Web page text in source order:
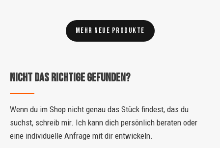
Mehr neue Produkte
Nicht das Richtige gefunden?
Wenn du im Shop nicht genau das Stück findest, das du
suchst, schreib mir. Ich kann dich persönlich beraten oder
eine individuelle Anfrage mit dir entwickeln.